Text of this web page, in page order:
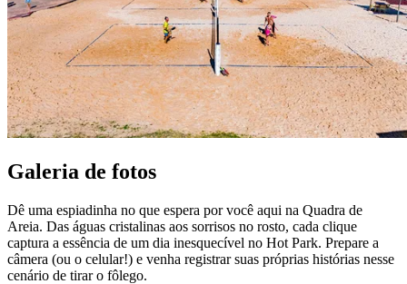
Galeria de fotos
Dê uma espiadinha no que espera por você aqui na Quadra de
Areia. Das águas cristalinas aos sorrisos no rosto, cada clique
captura a essência de um dia inesquecível no Hot Park. Prepare a
câmera (ou o celular!) e venha registrar suas próprias histórias nesse
cenário de tirar o fôlego.